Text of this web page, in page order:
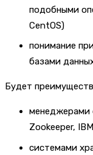
подобными
CentOS)
понимание
базами
Будет
менеджерами
Zookeeper,
системами